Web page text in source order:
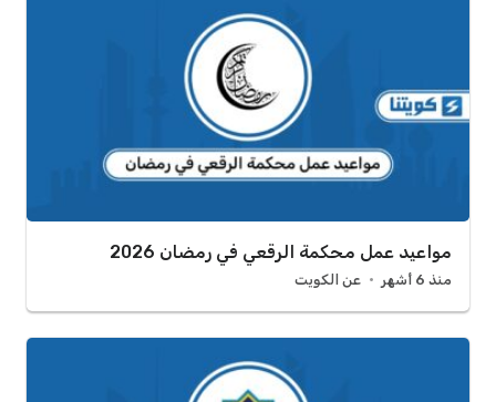
مواعيد عمل محكمة الرقعي في رمضان 2026
منذ 6 أشهر عن الكويت